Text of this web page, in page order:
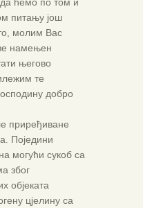
питању још
молим Вас
намењен
његово
те
добро
приређиване
Поједини
могући сукоб са
због
објеката
цјелину са